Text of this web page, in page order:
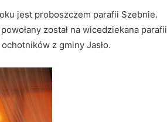
jest proboszczem parafii Szebnie.
został na wicedziekana parafii
z gminy Jasło.